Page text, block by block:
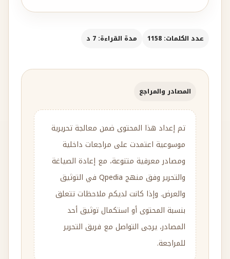
عدد الكلمات: 1158 مدة القراءة: 7 د
المصادر والمراجع
تم إعداد هذا المحتوى ضمن معالجة تحريرية
موسوعية اعتمدت على مراجعات داخلية
ومصادر معرفية متنوعة، مع إعادة الصياغة
والتحرير وفق منهج Qpedia في التوثيق
والعرض. وإذا كانت لديكم ملاحظات تتعلق
بنسبة المحتوى أو استكمال توثيق أحد
المصادر، يرجى التواصل مع فريق التحرير
للمراجعة.